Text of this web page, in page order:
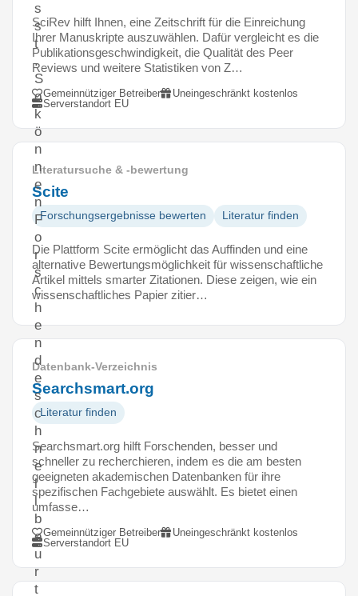
s
s
t
.
S
o
k
ö
n
n
e
n
F
o
r
s
c
h
e
n
d
e
s
c
h
n
e
l
l
b
e
u
r
t
SciRev hilft Ihnen, eine Zeitschrift für die Einreichung
Ihrer Manuskripte auszuwählen. Dafür vergleicht es die
Publikationsgeschwindigkeit, die Qualität des Peer
Reviews und weitere Statistiken von Z…
Gemeinnütziger Betreiber
Uneingeschränkt kostenlos
Serverstandort EU
Literatursuche & -bewertung
Scite
Forschungsergebnisse bewerten Literatur finden
Die Plattform Scite ermöglicht das Auffinden und eine
alternative Bewertungsmöglichkeit für wissenschaftliche
Artikel mittels smarter Zitationen. Diese zeigen, wie ein
wissenschaftliches Papier zitier…
Datenbank-Verzeichnis
Searchsmart.org
Literatur finden
Searchsmart.org hilft Forschenden, besser und
schneller zu recherchieren, indem es die am besten
geeigneten akademischen Datenbanken für ihre
spezifischen Fachgebiete auswählt. Es bietet einen
umfasse…
Gemeinnütziger Betreiber
Uneingeschränkt kostenlos
Serverstandort EU